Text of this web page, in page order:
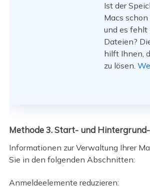
Ist der
Macs
und es fehlt
Dateien?
hilft Ihnen,
zu lösen.
Methode 3. Start- und
Informationen zur Verwaltung Ihrer
Sie in den folgenden Abschnitten:
Anmeldeelemente reduzieren: